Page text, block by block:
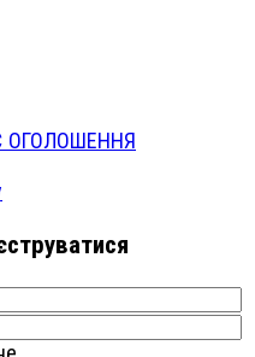
ОГОЛОШЕННЯ